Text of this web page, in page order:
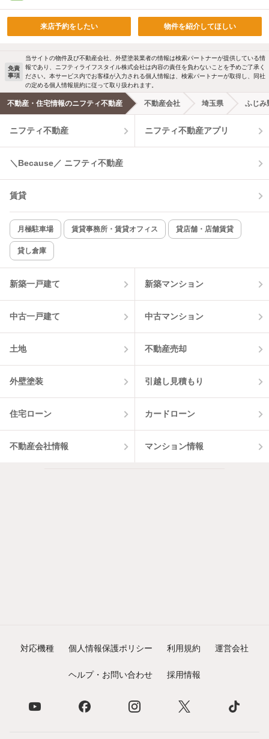
来店予約をしたい 物件を紹介してほしい
免責
事項
当サイトの物件及び不動産会社、外壁塗装業者の情報は検索パートナーが提供している情
報であり、ニフティライフスタイル株式会社は内容の責任を負わないことを予めご了承く
ださい。本サービス内でお客様が入力される個人情報は、検索パートナーが取得し、同社
の定める個人情報規約に従って取り扱われます。
不動産・住宅情報のニフティ不動産 不動産会社 埼玉県 ふじみ
ニフティ不動産 ニフティ不動産アプリ
＼Because／ ニフティ不動産
賃貸
月極駐車場 賃貸事務所・賃貸オフィス 貸店舗・店舗賃貸
貸し倉庫
新築一戸建て 新築マンション
中古一戸建て 中古マンション
土地 不動産売却
外壁塗装 引越し見積もり
住宅ローン カードローン
不動産会社情報 マンション情報
対応機種 個人情報保護ポリシー 利用規約 運営会社
ヘルプ・お問い合わせ 採用情報